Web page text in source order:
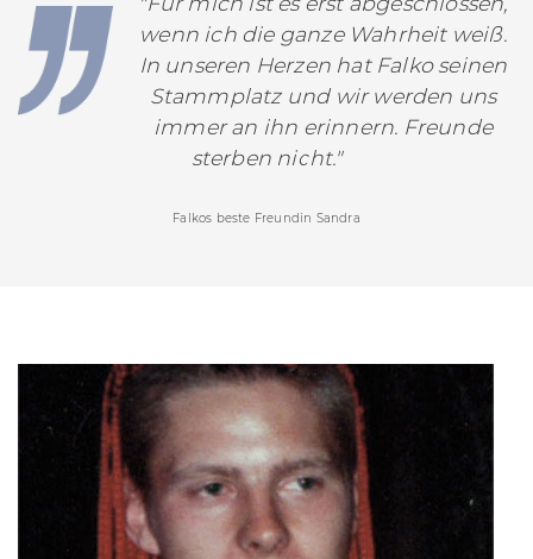
wenn ich die ganze Wahrheit weiß.
In unseren Herzen hat Falko seinen
Stammplatz und wir werden uns
immer an ihn erinnern. Freunde
sterben nicht."
Falkos beste Freundin Sandra